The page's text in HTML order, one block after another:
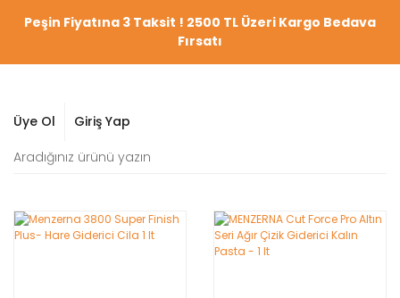
Peşin Fiyatına 3 Taksit ! 2500 TL Üzeri Kargo Bedava
Fırsatı
Üye Ol Giriş Yap